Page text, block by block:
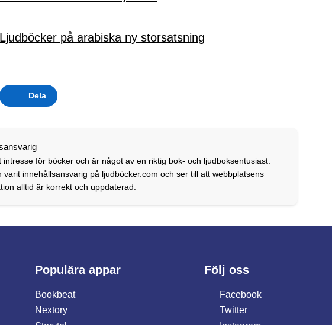
på arabiska ny storsatsning
Dela
för böcker och är något av en riktig bok- och ljudboksentusiast.
varit innehållsansvarig på ljudböcker.com och ser till att webbplatsens
alltid är korrekt och uppdaterad.
Populära appar
Bookbeat
Nextory
Följ oss
Facebook
Twitter